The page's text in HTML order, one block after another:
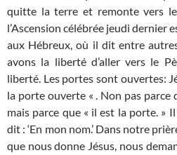
quitte la terre et remonte vers
l’Ascension célébrée jeudi dernier
aux Hébreux, où il dit entre
avons la liberté d’aller vers le
liberté. Les portes sont ouvertes:
la porte ouverte « . Non pas parce
mais parce que « il est la porte. »
dit : ‘En mon nom.’ Dans notre
que nous donne Jésus, nous